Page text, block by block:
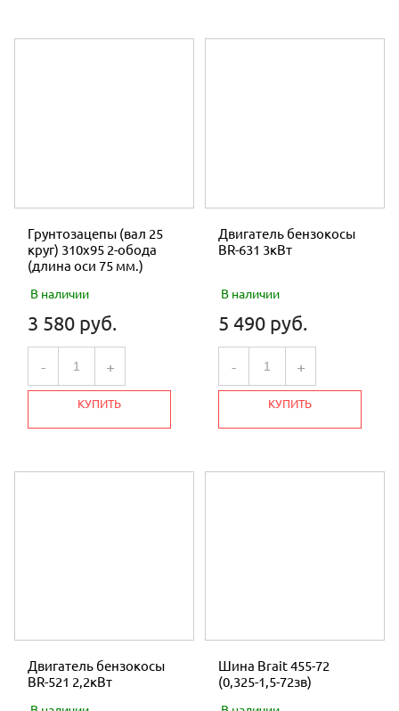
Грунтозацепы (вал 25
круг) 310х95 2-обода
(длина оси 75 мм.)
В наличии
3 580 руб.
- +
КУПИТЬ
Двигатель бензокосы
BR-631 3кВт
В наличии
5 490 руб.
- +
КУПИТЬ
Двигатель бензокосы
BR-521 2,2кВт
Шина Brait 455-72
(0,325-1,5-72зв)